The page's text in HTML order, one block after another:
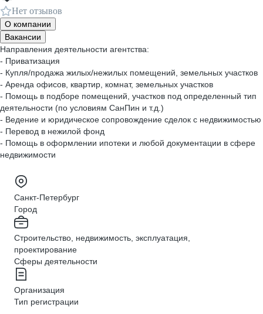
Нет отзывов
О компании
Вакансии
Направления деятельности агентства:
- Приватизация
- Купля/продажа жилых/нежилых помещений, земельных участков
- Аренда офисов, квартир, комнат, земельных участков
- Помощь в подборе помещений, участков под определенный тип
деятельности (по условиям СанПин и т.д.)
- Ведение и юридическое сопровождение сделок с недвижимостью
- Перевод в нежилой фонд
- Помощь в оформлении ипотеки и любой документации в сфере
недвижимости
Санкт-Петербург
Город
Строительство, недвижимость, эксплуатация,
проектирование
Сферы деятельности
Организация
Тип регистрации